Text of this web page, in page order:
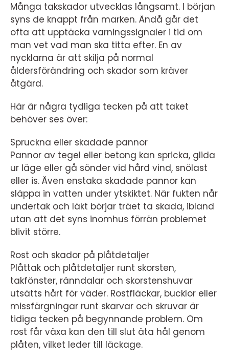
Många takskador utvecklas långsamt. I början
syns de knappt från marken. Ändå går det
ofta att upptäcka varningssignaler i tid om
man vet vad man ska titta efter. En av
nycklarna är att skilja på normal
åldersförändring och skador som kräver
åtgärd.
Här är några tydliga tecken på att taket
behöver ses över:
Spruckna eller skadade pannor
Pannor av tegel eller betong kan spricka, glida
ur läge eller gå sönder vid hård vind, snölast
eller is. Även enstaka skadade pannor kan
släppa in vatten under ytskiktet. När fukten når
undertak och läkt börjar träet ta skada, ibland
utan att det syns inomhus förrän problemet
blivit större.
Rost och skador på plåtdetaljer
Plåttak och plåtdetaljer runt skorsten,
takfönster, ränndalar och skorstenshuvar
utsätts hårt för väder. Rostfläckar, bucklor eller
missfärgningar runt skarvar och skruvar är
tidiga tecken på begynnande problem. Om
rost får växa kan den till slut äta hål genom
plåten, vilket leder till läckage.